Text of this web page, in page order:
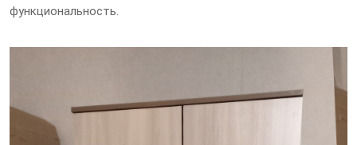
функциональность.